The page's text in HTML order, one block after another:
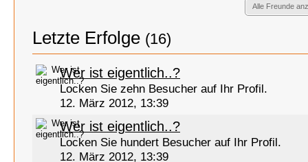
Alle Freunde
Letzte Erfolge (16)
Wer ist eigentlich..?
Locken Sie zehn Besucher auf Ihr Profil.
12. März 2012, 13:39
Wer ist eigentlich..?
Locken Sie hundert Besucher auf Ihr Profil.
12. März 2012, 13:39